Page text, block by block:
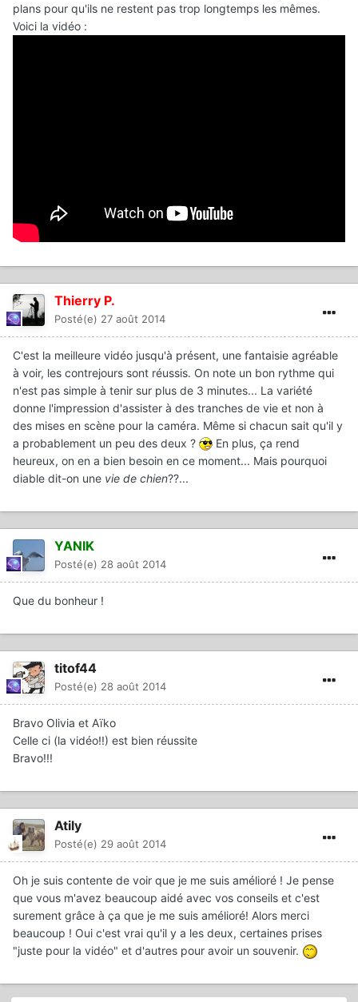
plans pour qu'ils ne restent pas trop longtemps les mêmes.
Voici la vidéo :
Thierry P.
Posté(e) 27 août 2014
C'est la meilleure vidéo jusqu'à présent, une fantaisie agréable
à voir, les contrejours sont réussis. On note un bon rythme qui
n'est pas simple à tenir sur plus de 3 minutes... La variété
donne l'impression d'assister à des tranches de vie et non à
des mises en scène pour la caméra. Même si chacun sait qu'il y
a probablement un peu des deux ?
En plus, ça rend
heureux, on en a bien besoin en ce moment... Mais pourquoi
diable dit-on une vie de chien??...
YANIK
Posté(e) 28 août 2014
Que du bonheur !
titof44
Posté(e) 28 août 2014
Bravo Olivia et Aïko
Celle ci (la vidéo!!) est bien réussite
Bravo!!!
Atily
Posté(e) 29 août 2014
Oh je suis contente de voir que je me suis amélioré ! Je pense
que vous m'avez beaucoup aidé avec vos conseils et c'est
surement grâce à ça que je me suis amélioré! Alors merci
beaucoup ! Oui c'est vrai qu'il y a les deux, certaines prises
"juste pour la vidéo" et d'autres pour avoir un souvenir.